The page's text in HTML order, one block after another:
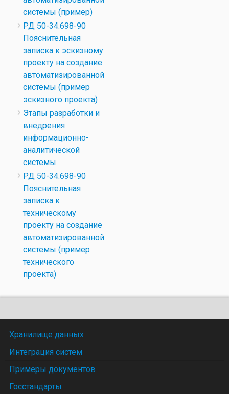
системы (пример)
РД 50-34.698-90
Пояснительная
записка к эскизному
проекту на создание
автоматизированной
системы (пример
эскизного проекта)
Этапы разработки и
внедрения
информационно-
аналитической
системы
РД 50-34.698-90
Пояснительная
записка к
техническому
проекту на создание
автоматизированной
системы (пример
технического
проекта)
Хранилище данных
Интеграция систем
Примеры документов
Госстандарты